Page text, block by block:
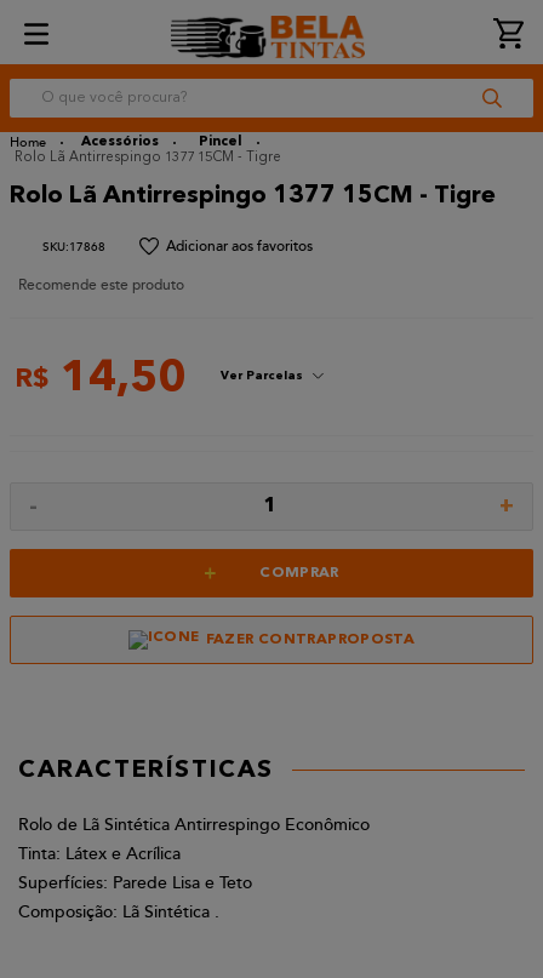
O que você procura?
Acessórios
Pincel
Rolo Lã Antirrespingo 1377 15CM - Tigre
Rolo Lã Antirrespingo 1377 15CM - Tigre
:17868
Recomende este produto
R$ 14,50 Ver Parcelas
- 1 +
+ COMPRAR
FAZER CONTRAPROPOSTA
CARACTERÍSTICAS
Rolo de Lã Sintética Antirrespingo Econômico
Tinta: Látex e Acrílica
Superfícies: Parede Lisa e Teto
Composição: Lã Sintética .